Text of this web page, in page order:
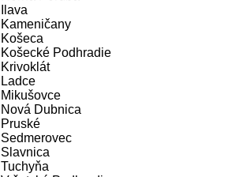
Ilava
Kameničany
Košeca
Košecké Podhradie
Krivoklát
Ladce
Mikušovce
Nová Dubnica
Pruské
Sedmerovec
Slavnica
Tuchyňa